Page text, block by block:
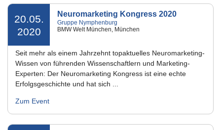
20.05.
2020
Neuromarketing Kongress 2020
Gruppe Nymphenburg
BMW Welt München, München
Seit mehr als einem Jahrzehnt topaktuelles Neuromarketing-
Wissen von führenden Wissenschaftlern und Marketing-
Experten: Der Neuromarketing Kongress ist eine echte
Erfolgsgeschichte und hat sich ...
Zum Event